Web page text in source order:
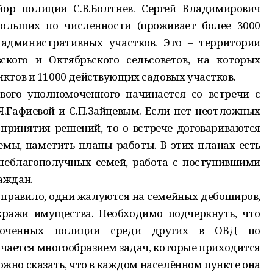
полиции С.В.Болтнев. Сергей Владимирович
по численности (проживает более 3000
участков. Это – территории
и Октябрьского сельсоветов, на которых
и 11000 действующих садовых участков.
уполномоченного начинается со встречи с
и С.П.Зайцевым. Если нет неотложных
решений, то о встрече договариваются
наметить планы работы. В этих планах есть
семей, работа с поступившими
одни жалуются на семейных дебоширов,
имущества. Необходимо подчеркнуть, что
полиции среди других в ОВД по
многообразием задач, которые приходится
сказать, что в каждом населённом пункте она